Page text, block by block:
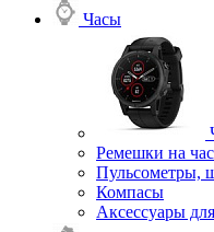
Часы
Ремешки на
Пульсометры,
Компасы
Аксессуары